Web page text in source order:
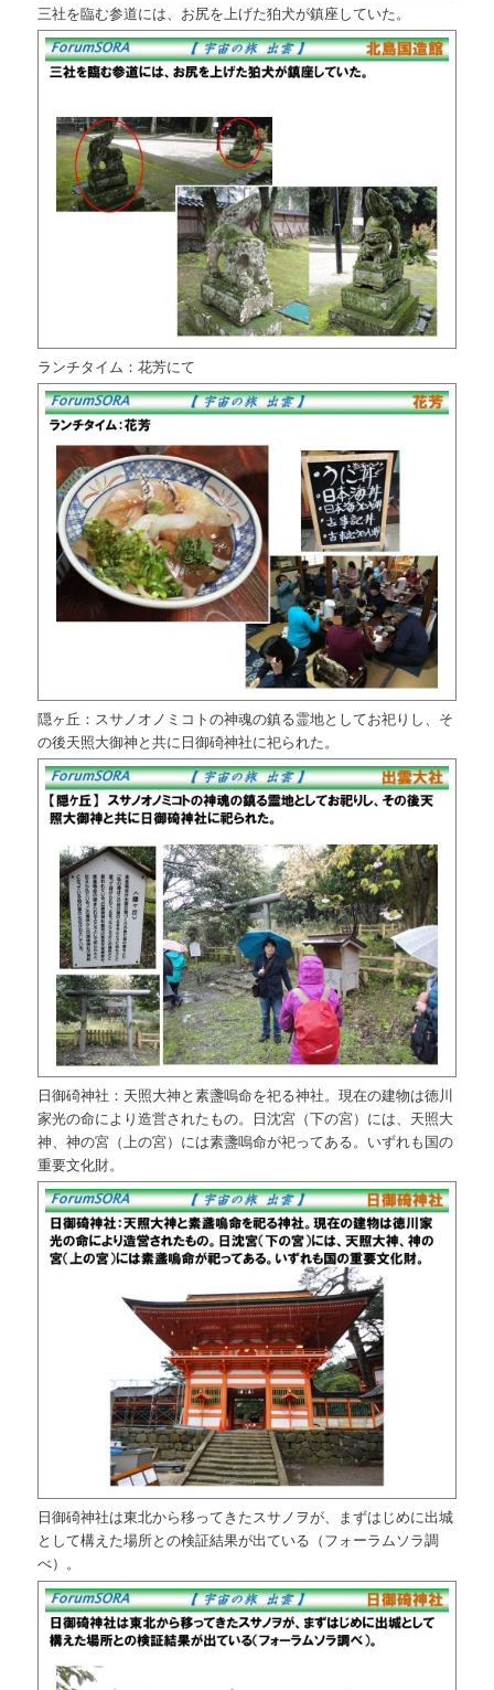
三社を臨む参道には、お尻を上げた狛犬が鎮座していた。
ランチタイム：花芳にて
隠ヶ丘：スサノオノミコトの神魂の鎮る霊地としてお祀りし、そ
の後天照大御神と共に日御碕神社に祀られた。
日御碕神社：天照大神と素盞嗚命を祀る神社。現在の建物は徳川
家光の命により造営されたもの。日沈宮（下の宮）には、天照大
神、神の宮（上の宮）には素盞嗚命が祀ってある。いずれも国の
重要文化財。
日御碕神社は東北から移ってきたスサノヲが、まずはじめに出城
として構えた場所との検証結果が出ている（フォーラムソラ調
べ）。